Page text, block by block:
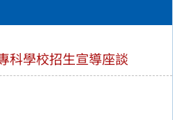
科學校招生宣導座談